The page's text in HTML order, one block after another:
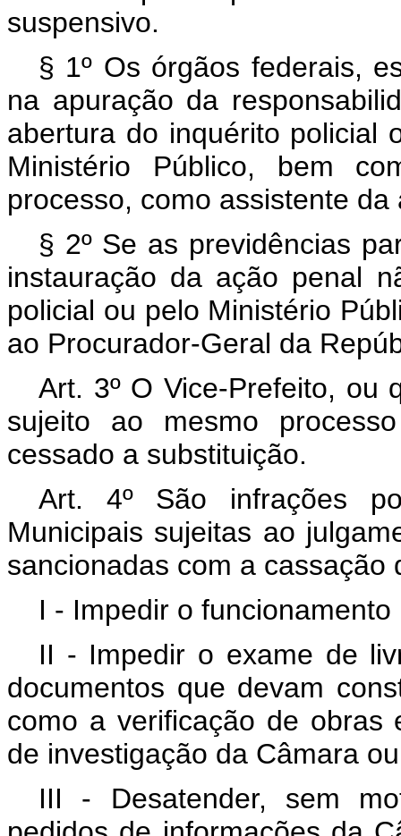
suspensivo.
§ 1º Os órgãos federais,
na apuração da
abertura do inquérito policial
Ministério Público, bem
processo, como assistente da
§ 2º Se as previdências
instauração da ação penal
policial ou pelo Ministério
ao Procurador-Geral da
Art. 3º O Vice-Prefeito, ou
sujeito ao mesmo
cessado a substituição.
Art. 4º São infrações
Municipais sujeitas ao
sancionadas com a cassação
I - Impedir o
II - Impedir o exame de
documentos que devam
como a verificação de obras
de investigação da Câmara
III - Desatender, sem